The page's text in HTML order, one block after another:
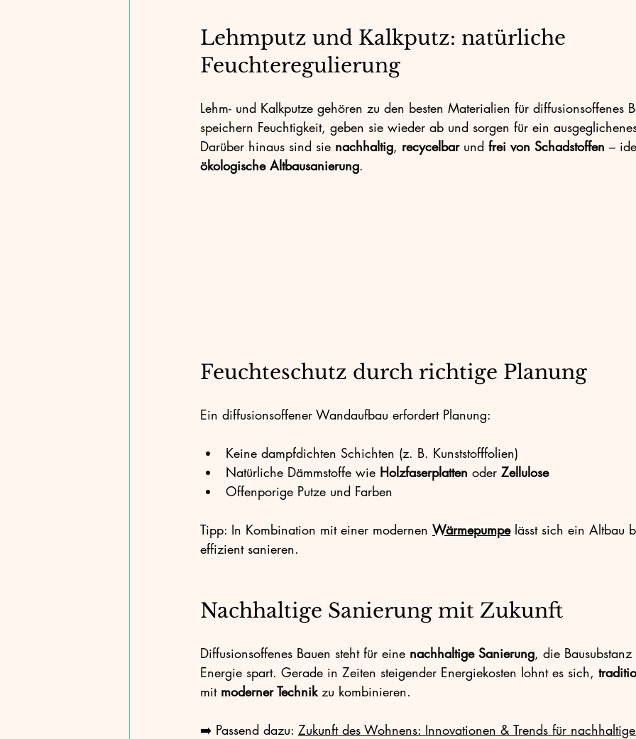
Lehmputz und Kalkputz: natürliche
Feuchteregulierung
Lehm- und Kalkputze gehören zu den besten Materialien für diffusionsoffenes
speichern Feuchtigkeit, geben sie wieder ab und sorgen für ein
Darüber hinaus sind sie nachhaltig, recycelbar und frei von Schadstoffen –
ökologische Altbausanierung.
Feuchteschutz durch richtige Planung
Ein diffusionsoffener Wandaufbau erfordert Planung:
Keine dampfdichten Schichten (z. B. Kunststofffolien)
Natürliche Dämmstoffe wie Holzfaserplatten oder Zellulose
Offenporige Putze und Farben
Tipp: In Kombination mit einer modernen Wärmepumpe lässt sich ein Altbau
effizient sanieren.
Nachhaltige Sanierung mit Zukunft
Diffusionsoffenes Bauen steht für eine nachhaltige Sanierung, die
Energie spart. Gerade in Zeiten steigender Energiekosten lohnt es sich,
mit moderner Technik zu kombinieren.
➡️ Passend dazu: Zukunft des Wohnens: Innovationen & Trends für